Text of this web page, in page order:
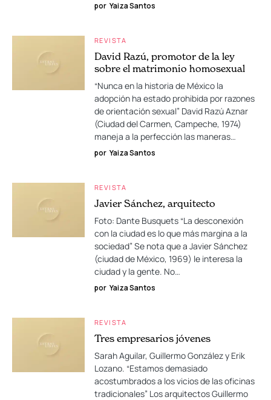
por Yaiza Santos
REVISTA
David Razú, promotor de la ley
sobre el matrimonio homosexual
“Nunca en la historia de México la
adopción ha estado prohibida por razones
de orientación sexual” David Razú Aznar
(Ciudad del Carmen, Campeche, 1974)
maneja a la perfección las maneras…
por Yaiza Santos
REVISTA
Javier Sánchez, arquitecto
Foto: Dante Busquets “La desconexión
con la ciudad es lo que más margina a la
sociedad” Se nota que a Javier Sánchez
(ciudad de México, 1969) le interesa la
ciudad y la gente. No…
por Yaiza Santos
REVISTA
Tres empresarios jóvenes
Sarah Aguilar, Guillermo González y Erik
Lozano. “Estamos demasiado
acostumbrados a los vicios de las oficinas
tradicionales” Los arquitectos Guillermo